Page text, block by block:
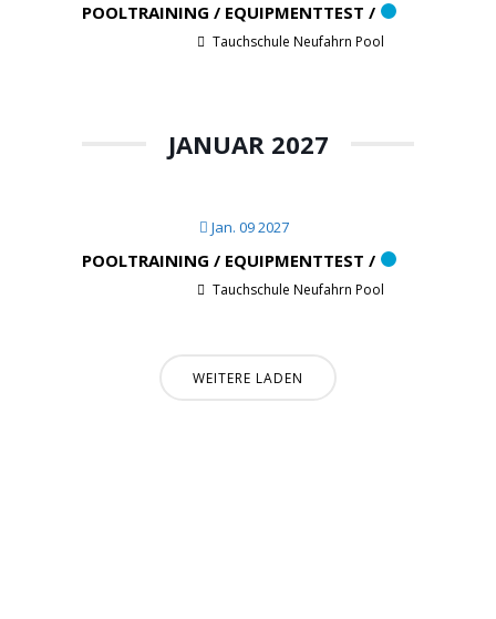
POOLTRAINING / EQUIPMENTTEST /
Tauchschule Neufahrn Pool
JANUAR 2027
Jan. 09 2027
POOLTRAINING / EQUIPMENTTEST /
Tauchschule Neufahrn Pool
WEITERE LADEN